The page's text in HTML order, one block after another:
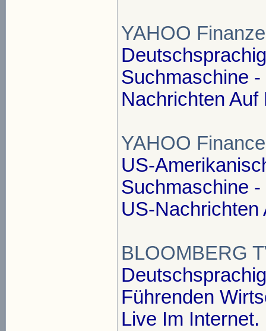
YAHOO
Suchmaschine
Nachrichten
YAHOO
US-
Suchmaschine
US-Nachrichten
BLOOMBERG
Führenden
Live Im Internet.